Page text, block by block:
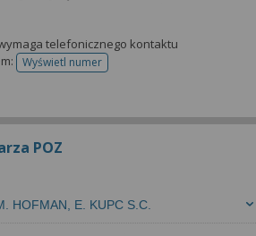
telefonicznego kontaktu
Wyświetl numertelefonu do rejestracji
POZ
HOFMAN, E. KUPC S.C.
celach. Jeżeli chcesz
lub chcesz przeprowadzić
w naszym serwisie
Serwisu.